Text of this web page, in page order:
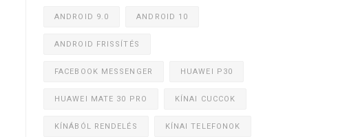
ANDROID 9.0 ANDROID 10
ANDROID FRISSÍTÉS
FACEBOOK MESSENGER HUAWEI P30
HUAWEI MATE 30 PRO KÍNAI CUCCOK
KÍNÁBÓL RENDELÉS KÍNAI TELEFONOK